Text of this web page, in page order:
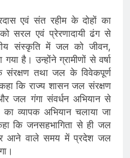
एवं संत रहीम के दोहों का
सरल एवं प्रेरणादायी ढंग से
संस्कृति में जल को जीवन,
है। उन्होंने ग्रामीणों से वर्षा
तथा जल के विवेकपूर्ण
कि राज्य शासन जल संरक्षण
जल गंगा संवर्धन अभियान से
व्यापक अभियान चलाया जा
कि जनसहभागिता से ही जल
आने वाले समय में प्रदेश जल